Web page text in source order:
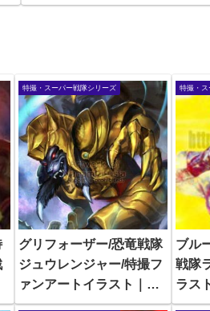
特撮・スーパー戦隊シリーズ
グリフォーザー/恐竜戦隊
ジュウレンジャー/特撮フ
ァンアートイラスト｜
Zyuranger（Power
特撮・ス
ブル
戦隊
ラス